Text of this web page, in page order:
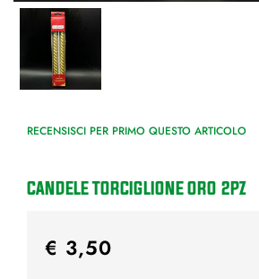
RECENSISCI PER PRIMO QUESTO ARTICOLO
CANDELE TORCIGLIONE ORO 2PZ
€ 3,50